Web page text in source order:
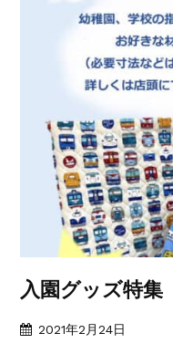
入園グッズ特集
2021年2月24日